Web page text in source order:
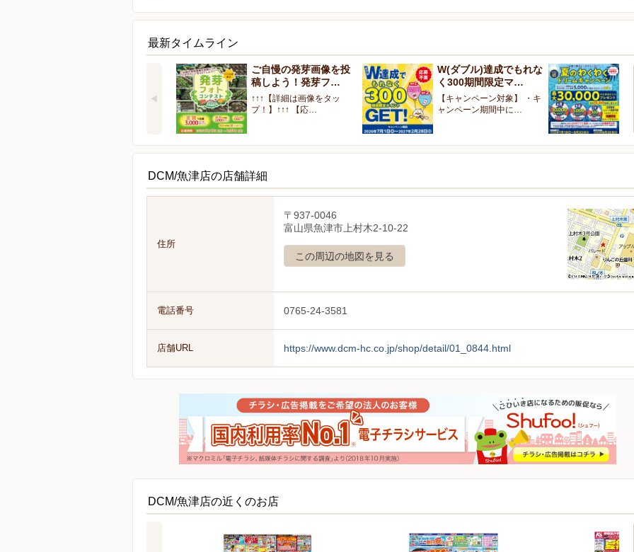
最新タイムライン
ご自慢の発芽画像を投
稿しよう！発芽フ…
↑↑↑【詳細は画像をタッ
プ！】↑↑↑ 【応…
W(ダブル)達成でもれな
く300期間限定マ…
【キャンペーン対象】 ・キ
ャンペーン期間中に…
DCM/魚津店の店舗詳細
住所
〒937-0046
富山県魚津市上村木2-10-22
この周辺の地図を見る
電話番号 0765-24-3581
店舗URL https://www.dcm-hc.co.jp/shop/detail/01_0844.html
DCM/魚津店の近くのお店